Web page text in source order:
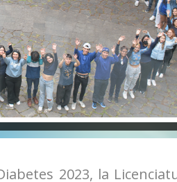
2023, la